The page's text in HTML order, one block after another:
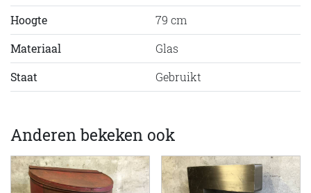
Hoogte
79 cm
Materiaal
Glas
Staat
Gebruikt
Anderen bekeken ook